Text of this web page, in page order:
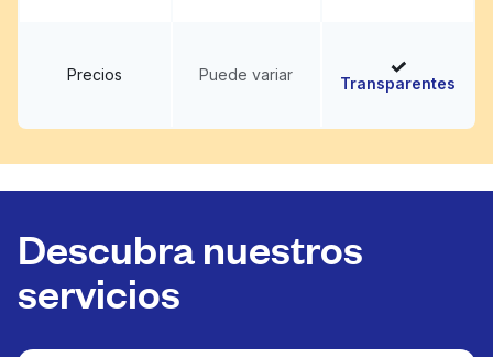
Precios Puede variar Transparentes
Descubra nuestros
servicios